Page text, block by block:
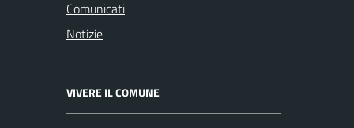
Comunicati
Notizie
VIVERE IL COMUNE